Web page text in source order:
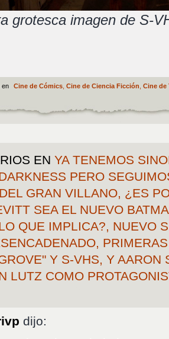
grotesca imagen de S-
en Cine de Cómics, Cine de Ciencia Ficción Cine de
EN YA TENEMOS
PERO
GRAN VILLANO, ¿ES
SEA EL NUEVO
QUE IMPLICA?, NUEVO
Y S-VHS, Y AARON
LUTZ COMO
dijo: